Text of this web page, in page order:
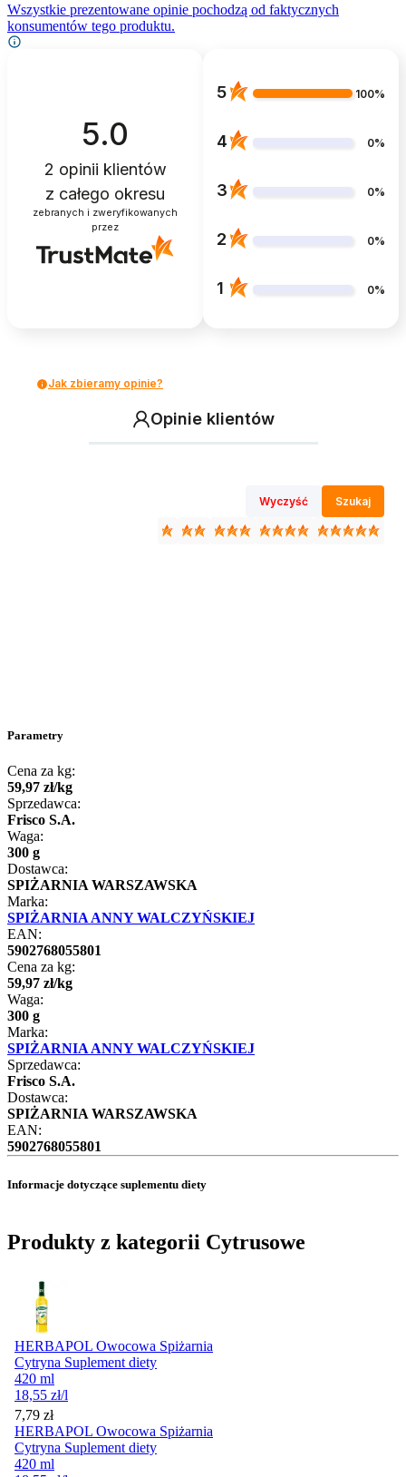
Wszystkie prezentowane opinie pochodzą od faktycznych
konsumentów tego produktu.
5.0
2 opinii klientów
z całego okresu
zebranych i zweryfikowanych
przez
5 100%
4 0%
3 0%
2 0%
1 0%
Jak zbieramy opinie?
Opinie klientów
Wyczyść Szukaj
Parametry
Cena za kg:
59,97 zł/kg
Sprzedawca:
Frisco S.A.
Waga:
300 g
Dostawca:
SPIŻARNIA WARSZAWSKA
Marka:
SPIŻARNIA ANNY WALCZYŃSKIEJ
EAN:
5902768055801
Cena za kg:
59,97 zł/kg
Waga:
300 g
Marka:
SPIŻARNIA ANNY WALCZYŃSKIEJ
Sprzedawca:
Frisco S.A.
Dostawca:
SPIŻARNIA WARSZAWSKA
EAN:
5902768055801
Informacje dotyczące suplementu diety
Produkty z kategorii Cytrusowe
HERBAPOL Owocowa Spiżarnia
Cytryna Suplement diety
420 ml
18,55 zł/l
Cena
7,79 zł
HERBAPOL Owocowa Spiżarnia
Cytryna Suplement diety
420 ml